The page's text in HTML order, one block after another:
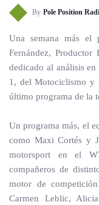
By Pole Position
Una semana más el
Fernández,
dedicado al análisis
1, del Motociclismo y
último programa de la
Un programa más, el
como Maxi Cortés y
motorsport en el
compañeros de
motor de
Carmen Leblic,